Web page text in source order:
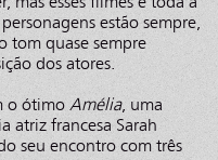
estão sempre,
tom quase sempre
dos atores.
o ótimoAmélia, uma
atriz francesa Sarah
seu encontro com três